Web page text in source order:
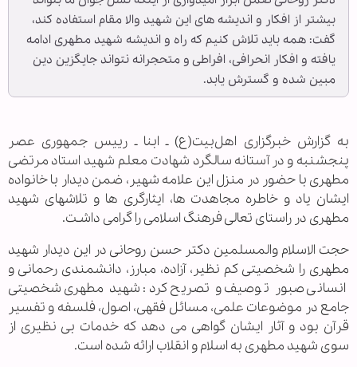
بیشتر از افکار و اندیشه های این شهید والا مقام استفاده کند،
گفت: همه باید تلاش کنیم که راه و اندیشه شهید مطهری ادامه
یافته و افکار انحرافی، افراطی و متحجرانه نتواند جایگزین دین
مبین شده و گسترش یابد.
به گزارش خبرگزاری اهل‌بیت(ع) ـ ابنا ـ رییس جمهوری عصر
پنجشنبه و در آستانه سالگرد شهادت معلم شهید استاد مرتضی
مطهری با حضور در منزل این علامه شهیر، ضمن دیدار با خانواده
ایشان یاد و خاطره مجاهدت ها، ایثارگری ها و تلاشهای شهید
مطهری در راستای تعالی فرهنگ اسلامی را گرامی داشـت.
حجت الاسلام والمسلمین دکتر حسن روحانی در این دیدار شهید
مطهری را شخصیتی کم نظیر، آزاده، مبارز، دانشمندی رحمانی و
انسانی صبور توصیف و تصریح کرد: شهید مطهری شخصیتی
جامع در موضوعات علمی، مسائل فقهی، اصول، فلسفه و تفسیر
قرآن بود و آثار ایشان گواهی می دهد که خدمات بی نظیری از
سوی شهید مطهری به اسلام و انقلاب ارائه شده است.